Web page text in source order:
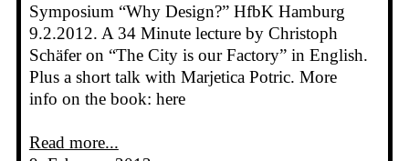
Symposium “Why Design?” HfbK Hamburg
9.2.2012. A 34 Minute lecture by Christoph
Schäfer on “The City is our Factory” in English.
Plus a short talk with Marjetica Potric. More
info on the book: here
Read more...